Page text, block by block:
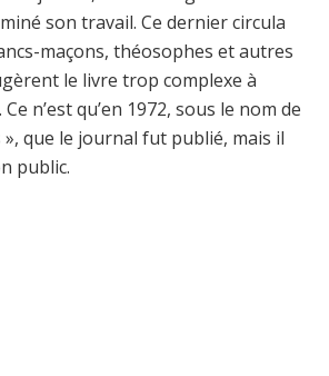
son travail. Ce dernier circula
maçons, théosophes et autres
le livre trop complexe à
n’est qu’en 1972, sous le nom de
», que le journal fut publié, mais il
public.